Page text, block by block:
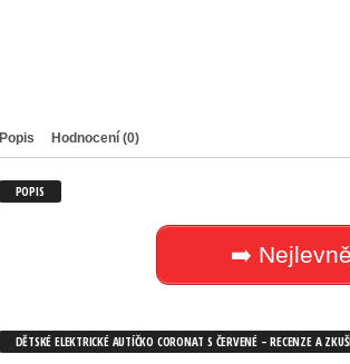
Popis Hodnocení (0)
POPIS
➡️
DĚTSKÉ ELEKTRICKÉ AUTÍČKO CORONAT S ČERVENÉ – RECENZE A